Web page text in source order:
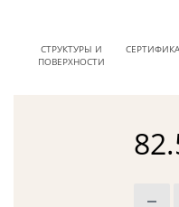
СТРУКТУРЫ И
ПОВЕРХНОСТИ